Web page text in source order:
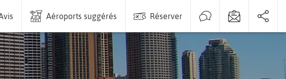
Aéroports suggérés Réserver